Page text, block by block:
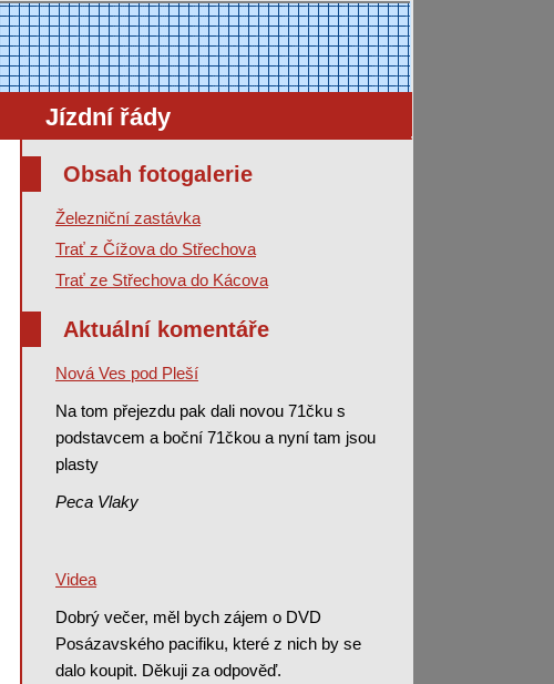
Jízdní řády
Obsah fotogalerie
Železniční zastávka
Trať z Čížova do Střechova
Trať ze Střechova do Kácova
Aktuální komentáře
Nová Ves pod Pleší
Na tom přejezdu pak dali novou 71čku s
podstavcem a boční 71čkou a nyní tam jsou
plasty
Peca Vlaky
Videa
Dobrý večer, měl bych zájem o DVD
Posázavského pacifiku, které z nich by se
dalo koupit. Děkuji za odpověď.